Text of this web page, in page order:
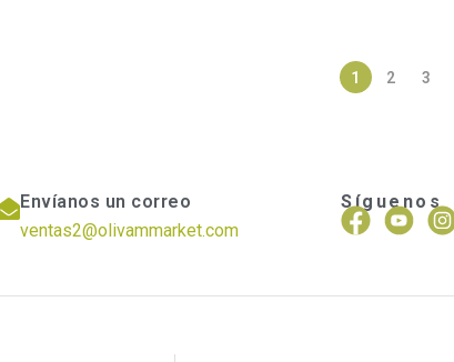
1 2 3
Envíanos un correo
ventas2@olivammarket.com
Síguenos